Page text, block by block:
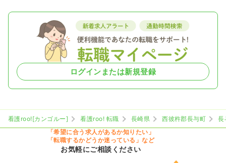
ログインまたは新規登録
看護roo![カンゴルー] 看護roo! 転職 長崎県 西彼杵郡長与町
長
「希望に合う求人があるか知りたい」
「転職するかどうか迷っている」など
お気軽にご相談ください